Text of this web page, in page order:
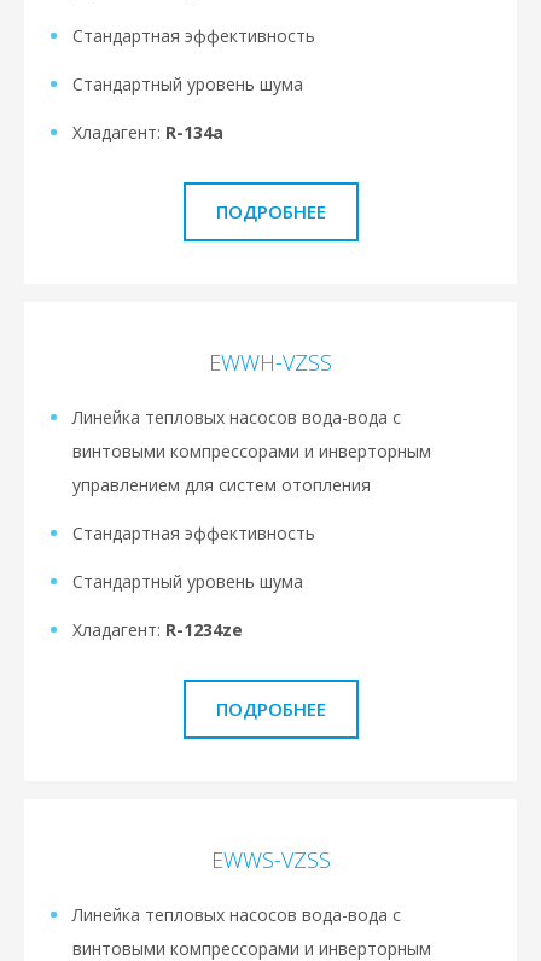
Стандартная эффективность
Стандартный уровень шума
Хладагент: R-134a
ПОДРОБНЕЕ
EWWH-VZSS
Линейка тепловых насосов вода-вода с
винтовыми компрессорами и инверторным
управлением для систем отопления
Стандартная эффективность
Стандартный уровень шума
Хладагент: R-1234ze
ПОДРОБНЕЕ
EWWS-VZSS
Линейка тепловых насосов вода-вода с
винтовыми компрессорами и инверторным